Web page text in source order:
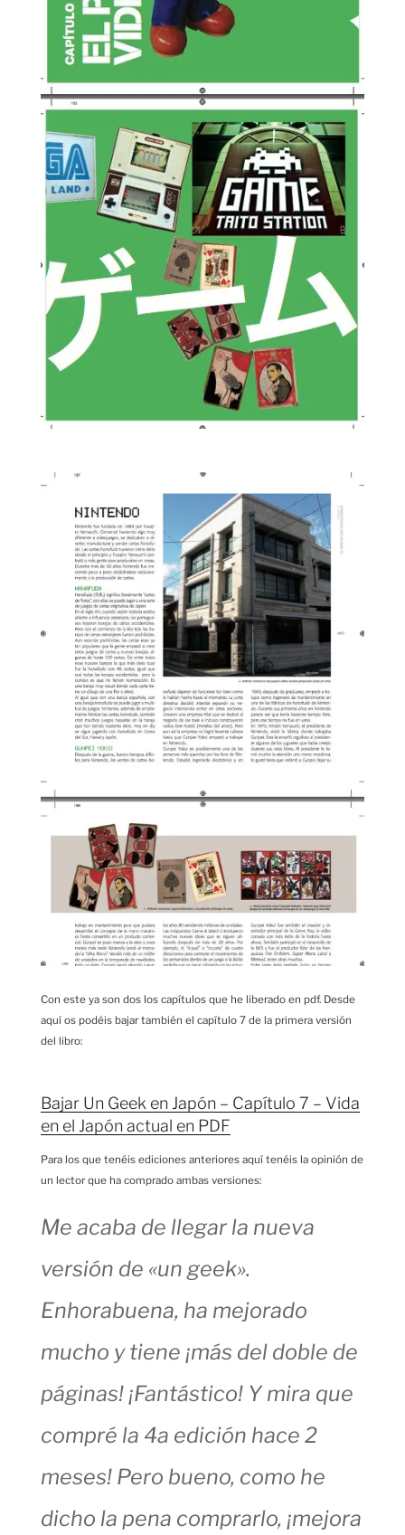
Con este ya son dos los capítulos que he liberado en pdf. Desde
aquí os podéis bajar también el capítulo 7 de la primera versión
del libro:
Bajar Un Geek en Japón – Capítulo 7 – Vida
en el Japón actual en PDF
Para los que tenéis ediciones anteriores aquí tenéis la opinión de
un lector que ha comprado ambas versiones:
Me acaba de llegar la nueva
versión de «un geek».
Enhorabuena, ha mejorado
mucho y tiene ¡más del doble de
páginas! ¡Fantástico! Y mira que
compré la 4a edición hace 2
meses! Pero bueno, como he
dicho la pena comprarlo, ¡mejora